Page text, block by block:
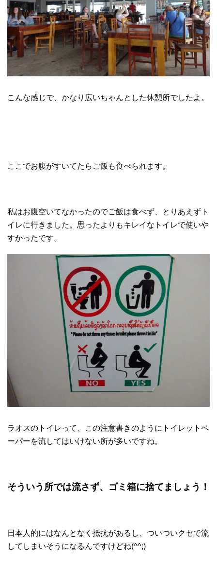
こんな感じで、かなり広いちゃんとした休憩所でしたよ。
ここでお腹がすいてたらご飯も食べられます。
私はお腹空いてなかったのでご飯は食べず、とりあえずト
イレに行きました。思ったよりもキレイなトイレで使いや
すかったです。
ラオスのトイレって、この注意書きのようにトイレットペ
ーパーを流してはいけない所が多いですね。
そういう所では流さず、ゴミ箱に捨てましょう！
日本人的にはなんとなく抵抗があるし、ついついクセで流
してしまいそうになるんですけどね(^^;)